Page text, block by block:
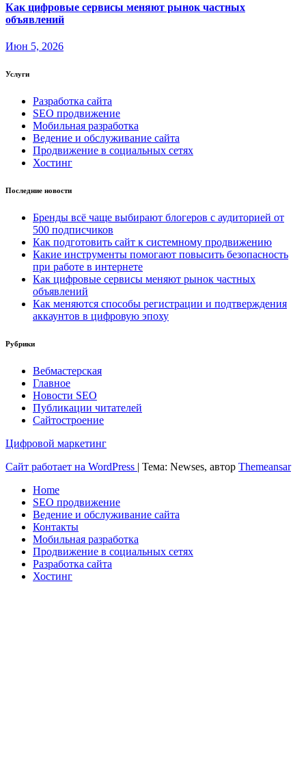
Как цифровые сервисы меняют рынок частных
объявлений
Июн 5, 2026
Услуги
Разработка сайта
SEO продвижение
Мобильная разработка
Ведение и обслуживание сайта
Продвижение в социальных сетях
Хостинг
Последние новости
Бренды всё чаще выбирают блогеров с аудиторией от
500 подписчиков
Как подготовить сайт к системному продвижению
Какие инструменты помогают повысить безопасность
при работе в интернете
Как цифровые сервисы меняют рынок частных
объявлений
Как меняются способы регистрации и подтверждения
аккаунтов в цифровую эпоху
Рубрики
Вебмастерская
Главное
Новости SEO
Публикации читателей
Сайтостроение
Цифровой маркетинг
Сайт работает на WordPress | Тема: Newses, автор Themeansar
Home
SEO продвижение
Ведение и обслуживание сайта
Контакты
Мобильная разработка
Продвижение в социальных сетях
Разработка сайта
Хостинг